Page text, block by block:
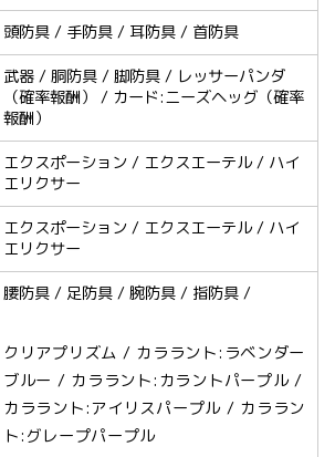
頭防具 / 手防具 / 耳防具 / 首防具
武器 / 胴防具 / 脚防具 / レッサーパンダ
（確率報酬） / カード:ニーズヘッグ（確率
報酬）
エクスポーション / エクスエーテル / ハイ
エリクサー
エクスポーション / エクスエーテル / ハイ
エリクサー
腰防具 / 足防具 / 腕防具 / 指防具 /
クリアプリズム / カララント:ラベンダー
ブルー / カララント:カラントパープル /
カララント:アイリスパープル / カララン
ト:グレープパープル